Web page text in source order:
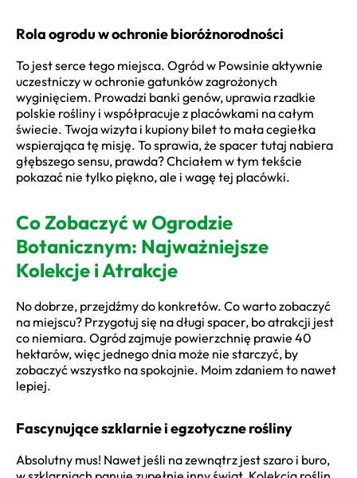
Rola ogrodu w ochronie bioróżnorodności
To jest serce tego miejsca. Ogród w Powsinie aktywnie
uczestniczy w ochronie gatunków zagrożonych
wyginięciem. Prowadzi banki genów, uprawia rzadkie
polskie rośliny i współpracuje z placówkami na całym
świecie. Twoja wizyta i kupiony bilet to mała cegiełka
wspierająca tę misję. To sprawia, że spacer tutaj nabiera
głębszego sensu, prawda? Chciałem w tym tekście
pokazać nie tylko piękno, ale i wagę tej placówki.
Co Zobaczyć w Ogrodzie
Botanicznym: Najważniejsze
Kolekcje i Atrakcje
No dobrze, przejdźmy do konkretów. Co warto zobaczyć
na miejscu? Przygotuj się na długi spacer, bo atrakcji jest
co niemiara. Ogród zajmuje powierzchnię prawie 40
hektarów, więc jednego dnia może nie starczyć, by
zobaczyć wszystko na spokojnie. Moim zdaniem to nawet
lepiej.
Fascynujące szklarnie i egzotyczne rośliny
Absolutny mus! Nawet jeśli na zewnątrz jest szaro i buro,